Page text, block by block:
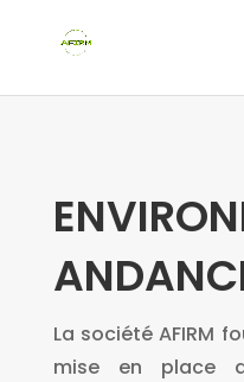
La société AFIRM
mise en place